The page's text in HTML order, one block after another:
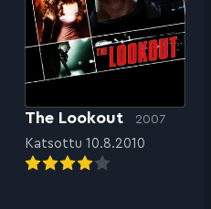
The Lookout 2007
Katsottu 10.8.2010